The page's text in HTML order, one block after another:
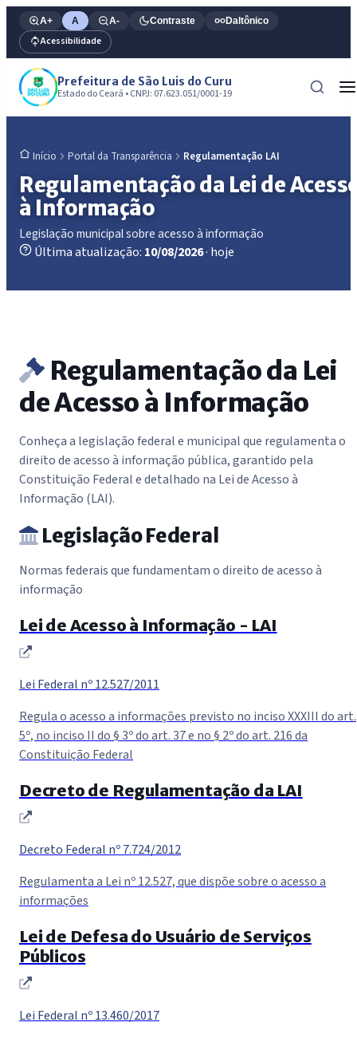
A+ A A- Contraste Daltônico
Acessibilidade
Prefeitura de São Luis do Curu
Estado do Ceará • CNPJ: 07.623.051/0001-19
Início Portal da Transparência Regulamentação LAI
Regulamentação da Lei de
à Informação
Legislação municipal sobre acesso à informação
Última atualização: 10/08/2026· hoje
Regulamentação da Lei
de Acesso à Informação
Conheça a legislação federal e municipal que regulamenta o
direito de acesso à informação pública, garantido pela
Constituição Federal e detalhado na Lei de Acesso à
Informação (LAI).
Legislação Federal
Normas federais que fundamentam o direito de acesso à
informação
Lei de Acesso à Informação - LAI
(abre em nova janela)
Lei Federal nº 12.527/2011
Regula o acesso a informações previsto no inciso XXXIII do art.
5º, no inciso II do § 3º do art. 37 e no § 2º do art. 216 da
Constituição Federal
Decreto de Regulamentação da LAI
(abre em nova janela)
Decreto Federal nº 7.724/2012
Regulamenta a Lei nº 12.527, que dispõe sobre o acesso a
informações
Lei de Defesa do Usuário de Serviços
Públicos
(abre em nova janela)
Lei Federal nº 13.460/2017